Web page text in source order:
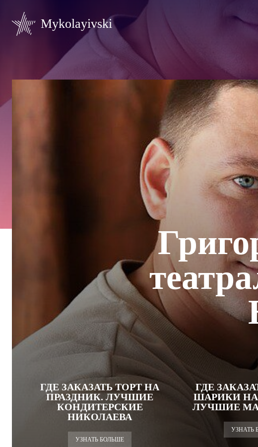
Mykolayivski
ГДЕ ЗАКАЗАТЬ ТОРТ НА
ПРАЗДНИК. ЛУЧШИЕ
КОНДИТЕРСКИЕ
НИКОЛАЕВА
УЗНАТЬ БОЛЬШЕ
ГДЕ
ШАРИКИ НА
ЛУЧШИЕ
УЗНАТЬ